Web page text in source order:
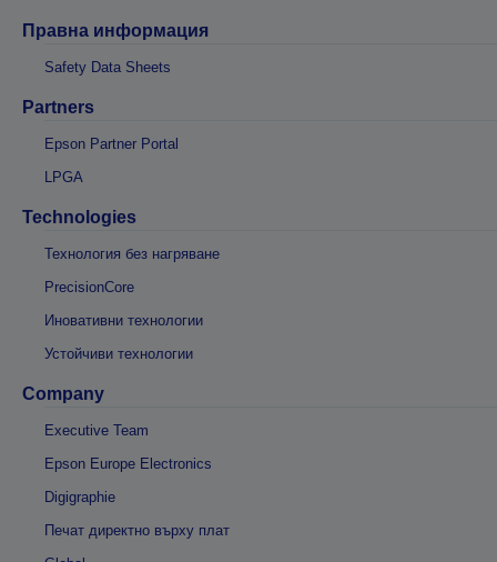
Правна информация
Safety Data Sheets
Partners
Epson Partner Portal
LPGA
Technologies
Технология без нагряване
PrecisionCore
Иновативни технологии
Устойчиви технологии
Company
Executive Team
Epson Europe Electronics
Digigraphie
Печат директно върху плат